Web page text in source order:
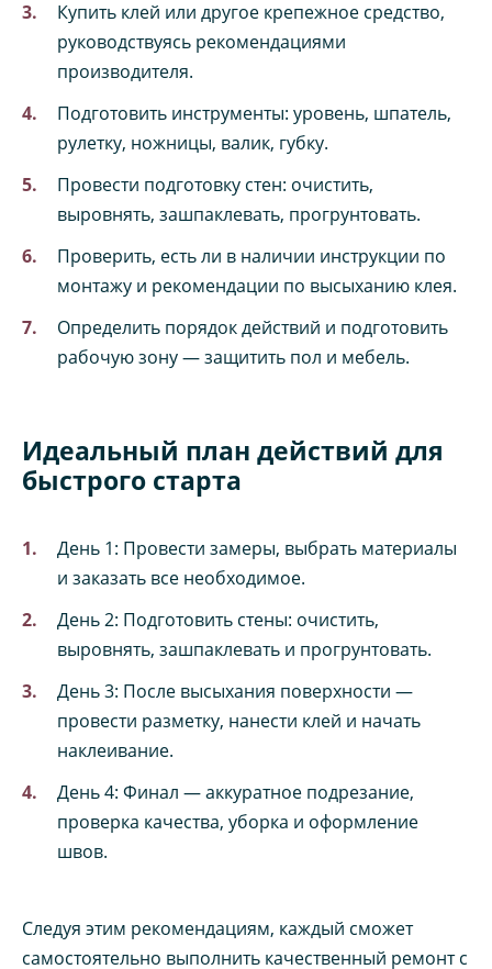
Купить клей или другое крепежное средство,
руководствуясь рекомендациями
производителя.
Подготовить инструменты: уровень, шпатель,
рулетку, ножницы, валик, губку.
Провести подготовку стен: очистить,
выровнять, зашпаклевать, прогрунтовать.
Проверить, есть ли в наличии инструкции по
монтажу и рекомендации по высыханию клея.
Определить порядок действий и подготовить
рабочую зону — защитить пол и мебель.
Идеальный план действий для
быстрого старта
День 1: Провести замеры, выбрать материалы
и заказать все необходимое.
День 2: Подготовить стены: очистить,
выровнять, зашпаклевать и прогрунтовать.
День 3: После высыхания поверхности —
провести разметку, нанести клей и начать
наклеивание.
День 4: Финал — аккуратное подрезание,
проверка качества, уборка и оформление
швов.
Следуя этим рекомендациям, каждый сможет
самостоятельно выполнить качественный ремонт с